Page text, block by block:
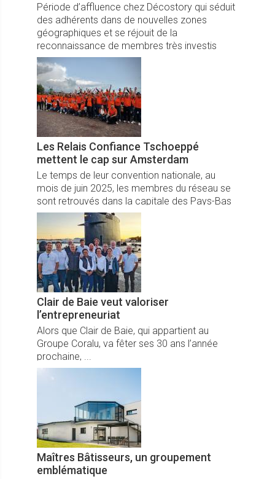
Période d’affluence chez Décostory qui séduit
des adhérents dans de nouvelles zones
géographiques et se réjouit de la
reconnaissance de membres très investis
dans un modèle d’indépendance et de fluidité
fort en atouts.
Les Relais Confiance Tschoeppé
mettent le cap sur Amsterdam
Le temps de leur convention nationale, au
mois de juin 2025, les membres du réseau se
sont retrouvés dans la capitale des Pays-Bas
pour un week-end conjuguant travail,
découvertes et cohésion.
Clair de Baie veut valoriser
l’entrepreneuriat
Alors que Clair de Baie, qui appartient au
Groupe Coralu, va fêter ses 30 ans l’année
prochaine, ...
Maîtres Bâtisseurs, un groupement
emblématique